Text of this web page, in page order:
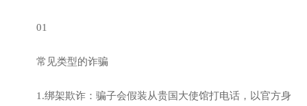
01
常见类型的诈骗
1.绑架欺诈：骗子会假装从贵国大使馆打电话，以官方身